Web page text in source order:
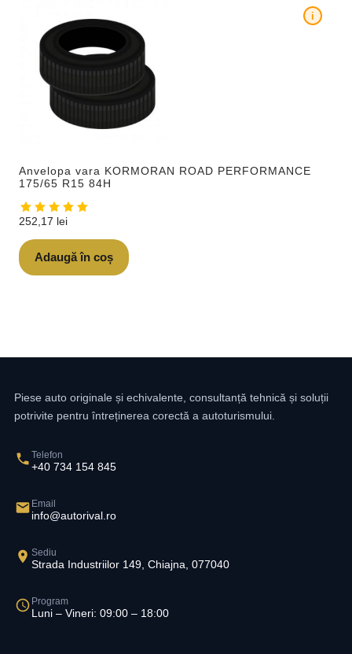
Anvelopa vara KORMORAN ROAD PERFORMANCE
175/65 R15 84H
i
252,17 lei
Adaugă în coș
Piese auto originale și echivalente, consultanță tehnică și soluții
potrivite pentru întreținerea corectă a autoturismului.
Telefon
+40 734 154 845
Email
info@autorival.ro
Sediu
Strada Industriilor 149, Chiajna, 077040
Program
Luni – Vineri: 09:00 – 18:00